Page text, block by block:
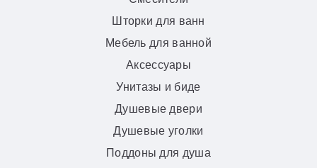
Шторки для ванн
Мебель для ванной
Аксессуары
Унитазы и биде
Душевые двери
Душевые уголки
Поддоны для душа